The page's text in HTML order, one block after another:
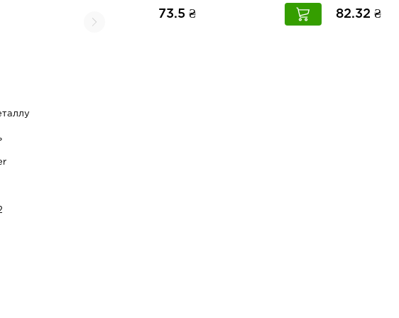
73.5 ₴ 82.32 ₴